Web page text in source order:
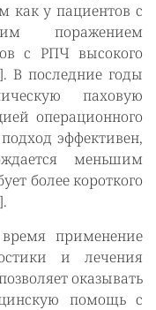
как у пациентов с
поражением
с РПЧ высокого
В последние годы
паховую
операционного
эффективен,
меньшим
более короткого
применение
и лечения
оказывать
помощь с